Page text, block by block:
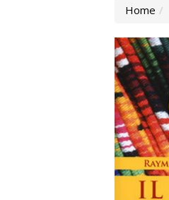
Home